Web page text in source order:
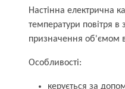
Настінна електрична
температури повітря
призначення об'ємом
Особливості:
керується за